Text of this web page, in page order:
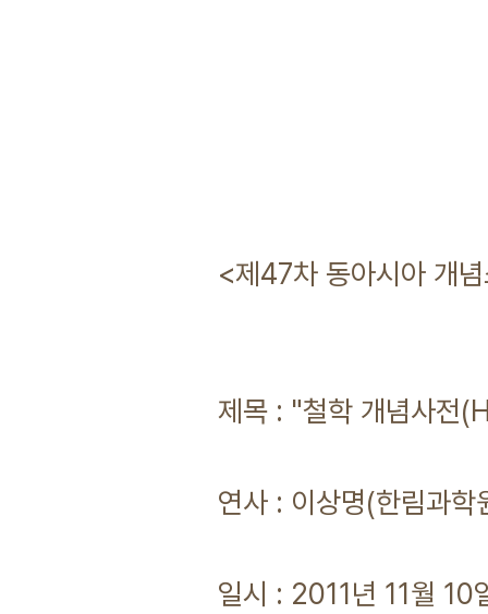
<제47차 동아시아 개
제목 : "철학 개념사전
연사 : 이상명(한림과
일시 : 2011년 11월